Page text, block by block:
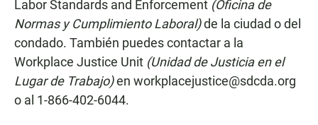
Labor Standards and Enforcement (Oficina de
Normas y Cumplimiento Laboral)de la ciudad o del
condado. También puedes contactar a la
Workplace Justice Unit (Unidad de Justicia en el
Lugar de Trabajo)en workplacejustice@sdcda.org
o al 1-866-402-6044.